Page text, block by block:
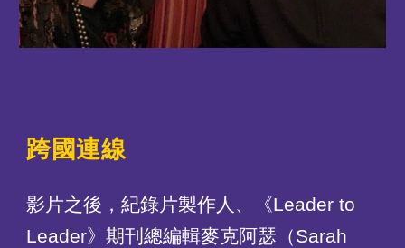
跨國連線
影片之後，紀錄片製作人、《Leader to
Leader》期刊總編輯麥克阿瑟（Sarah